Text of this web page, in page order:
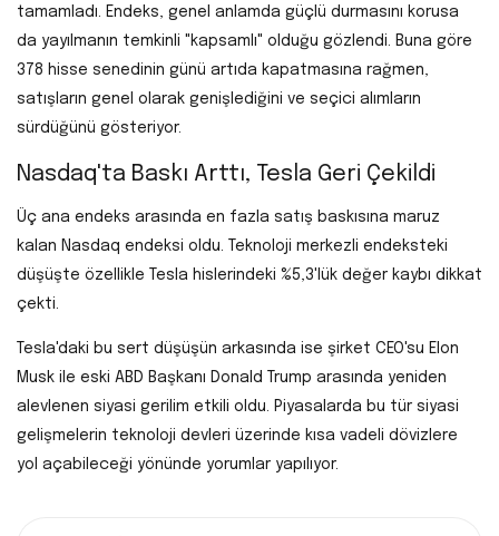
tamamladı. Endeks, genel anlamda güçlü durmasını korusa
da yayılmanın temkinli "kapsamlı" olduğu gözlendi. Buna göre
378 hisse senedinin günü artıda kapatmasına rağmen,
satışların genel olarak genişlediğini ve seçici alımların
sürdüğünü gösteriyor.
Nasdaq'ta Baskı Arttı, Tesla Geri Çekildi
Üç ana endeks arasında en fazla satış baskısına maruz
kalan Nasdaq endeksi oldu. Teknoloji merkezli endeksteki
düşüşte özellikle Tesla hislerindeki %5,3'lük değer kaybı dikkat
çekti.
Tesla'daki bu sert düşüşün arkasında ise şirket CEO'su Elon
Musk ile eski ABD Başkanı Donald Trump arasında yeniden
alevlenen siyasi gerilim etkili oldu. Piyasalarda bu tür siyasi
gelişmelerin teknoloji devleri üzerinde kısa vadeli dövizlere
yol açabileceği yönünde yorumlar yapılıyor.